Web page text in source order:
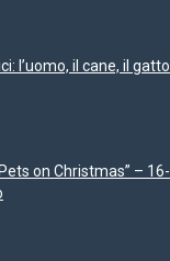
l’uomo, il cane, il gatto
on Christmas” – 16-